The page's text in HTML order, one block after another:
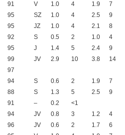
91 V 1.0 4 1.9
7
95 SZ 1.0 4 2.5
9
95 JZ 1.0 4 2.1
8
92 S 0.5 2 1.0
4
95 J 1.4 5 2.4
9
99 JV 2.9 10 3.8
14
97
94 S 0.6 2 1.9
7
88 S 1.3 5 2.5
9
91 – 0.2
<1
94 JV 0.8 3 1.2
4
96 JV 0.6 2 1.7
6